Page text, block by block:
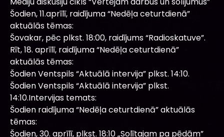
Šodien, 11.aprīlī, raidījuma “Nedēļa ceturtdienā”
aktuālās tēmas:
Šovakar, pēc plkst. 18:00, raidījums “Radioskatuve”.
Rīt, 18. aprīlī, raidījuma “Nedēļa ceturtdienā”
aktuālās tēmas:
Šodien Ventspils “Aktuālā intervija” plkst. 14:10.
Šodien Ventspils “Aktuālā intervija” plkst.
14:10.Intervijas temats:
Šodien raidījuma “Nedēļa ceturtdienā” aktuālās
tēmas:
Šodien, 30. aprīlī, plkst. 18:10 „Solītajam pa pēdām”